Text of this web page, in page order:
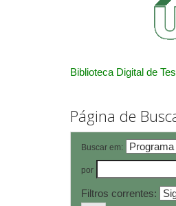
Biblioteca Digital de
Página de
Buscar em:
por
Filtros correntes: